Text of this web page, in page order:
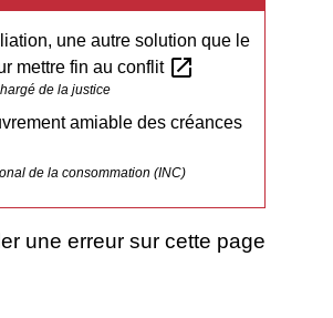
une autre solution que le
mettre fin au conflit open_in_new
de la justice
amiable des créances
de la consommation (INC)
une erreur sur cette page